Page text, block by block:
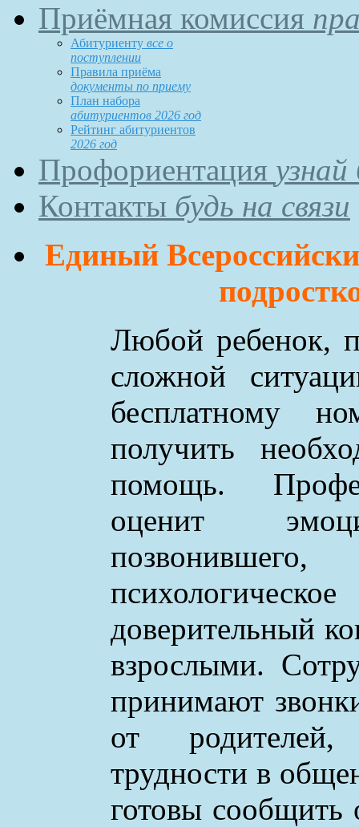
Приёмная комиссия
Абитуриенту все о
поступлении
Правила приёма
документы по приему
План набора
абитуриентов 2026 год
Рейтинг абитуриентов
2026 год
Профориентация
Контакты будь на связи
Единый
Любой ребенок,
сложной
бесплатному
получить
помощь.
оценит
доверительный
взрослыми.
принимают
от
трудности в
готовы сообщить